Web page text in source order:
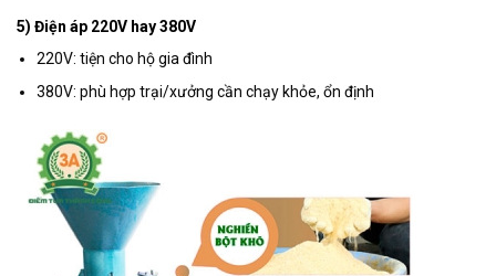
5) Điện áp 220V hay 380V
220V: tiện cho hộ gia đình
380V: phù hợp trại/xưởng cần chạy khỏe, ổn định